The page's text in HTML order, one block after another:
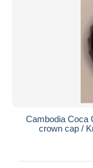
Cambodia Coca
crown cap /